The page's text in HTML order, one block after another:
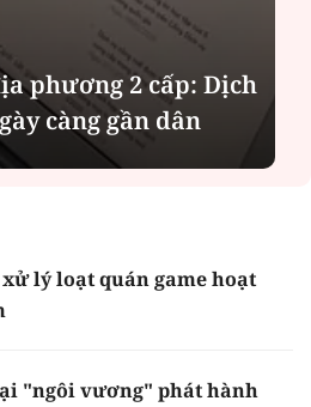
phương 2 cấp: Dịch
càng gần dân
xử lý loạt quán game hoạt
"ngôi vương" phát hành